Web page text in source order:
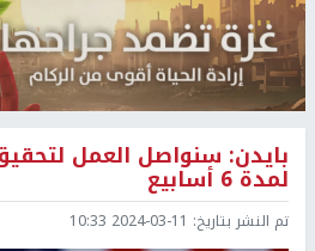
بايدن: سنواصل العمل
لمدة 6 أسابيع
تم النشر بتاريخ: 2024-03-11 10:33